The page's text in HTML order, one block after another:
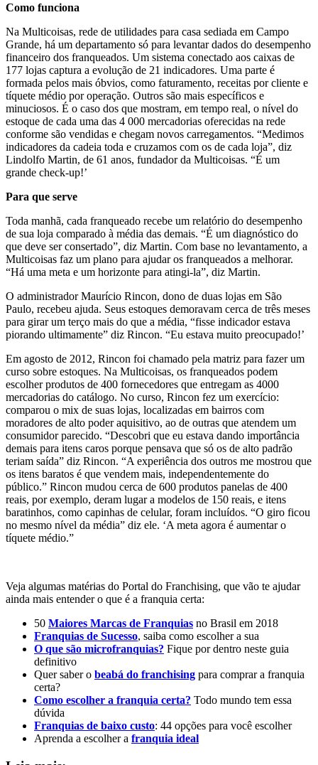
Como funciona
Na Multicoisas, rede de utilidades para casa sediada em Campo
Grande, há um departamento só para levantar dados do desempenho
financeiro dos franqueados. Um sistema conectado aos caixas de
177 lojas captura a evolução de 21 indicadores. Uma parte é
formada pelos mais óbvios, como faturamento, receitas por cliente e
tíquete médio por operação. Outros são mais específicos e
minuciosos. É o caso dos que mostram, em tempo real, o nível do
estoque de cada uma das 4 000 mercadorias oferecidas na rede
conforme são vendidas e chegam novos carregamentos. “Medimos
indicadores da cadeia toda e cruzamos com os de cada loja”, diz
Lindolfo Martin, de 61 anos, fundador da Multicoisas. “É um
grande check-up!’
Para que serve
Toda manhã, cada franqueado recebe um relatório do desempenho
de sua loja comparado à média das demais. “É um diagnóstico do
que deve ser consertado”, diz Martin. Com base no levantamento, a
Multicoisas faz um plano para ajudar os franqueados a melhorar.
“Há uma meta e um horizonte para atingi-la”, diz Martin.
O administrador Maurício Rincon, dono de duas lojas em São
Paulo, recebeu ajuda. Seus estoques demoravam cerca de três meses
para girar um terço mais do que a média, “fisse indicador estava
piorando ultimamente” diz Rincon. “Eu estava muito preocupado!’
Em agosto de 2012, Rincon foi chamado pela matriz para fazer um
curso sobre estoques. Na Multicoisas, os franqueados podem
escolher produtos de 400 fornecedores que entregam as 4000
mercadorias do catálogo. No curso, Rincon fez um exercício:
comparou o mix de suas lojas, localizadas em bairros com
moradores de alto poder aquisitivo, ao de outras que atendem um
consumidor parecido. “Descobri que eu estava dando importância
demais para itens caros porque pensava que só os de alto padrão
teriam saída” diz Rincon. “A experiência dos outros me mostrou que
os itens baratos é que vendem mais, independentemente do
público.” Rincon mudou cerca de 600 produtos panelas de 400
reais, por exemplo, deram lugar a modelos de 150 reais, e itens
baratinhos, como capinhas de celular, foram incluídos. “O giro ficou
no mesmo nível da média” diz ele. ‘A meta agora é aumentar o
tíquete médio.”
Veja algumas matérias do Portal do Franchising, que vão te ajudar
ainda mais entender o que é a franquia certa:
50 Maiores Marcas de Franquias no Brasil em 2018
Franquias de Sucesso, saiba como escolher a sua
O que são microfranquias? Fique por dentro neste guia
definitivo
Quer saber o beabá do franchising para comprar a franquia
certa?
Como escolher a franquia certa? Todo mundo tem essa
dúvida
Franquias de baixo custo: 44 opções para você escolher
Aprenda a escolher a franquia ideal